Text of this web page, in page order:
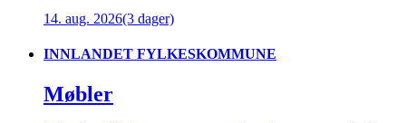
14. aug. 2026(3 dager)
INNLANDET FYLKESKOMMUNE
Møbler